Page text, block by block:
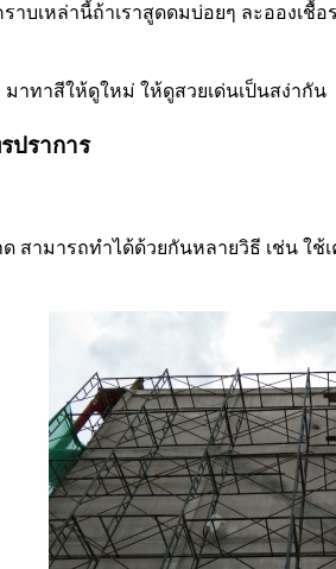
ราบเหล่านี้ถ้าเราสูดดมบ่อยๆ ละออง
มาทาสีให้ดูใหม่ ให้ดูสวยเด่นเป็นสง่ากัน
ปราการ
ารถทำได้ด้วยกันหลายวิธี เช่น ใช้เค